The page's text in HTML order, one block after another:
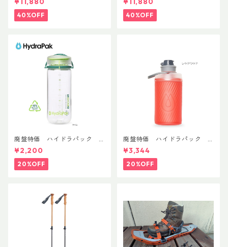
40%OFF 40%OFF
廃盤特価 ハイドラパック
リーコン ツイスト＆シップ 50
0ml
¥2,200
20%OFF
廃盤特価 ハイドラパック
フラックス 750ml
¥3,344
20%OFF